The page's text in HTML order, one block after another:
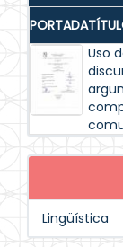
PORTADA
Uso
Lingüística